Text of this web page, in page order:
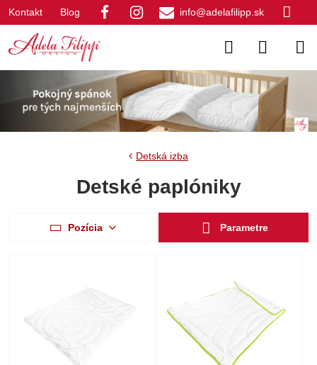
Kontakt Blog info@adelafilipp.sk
Detská izba
Detské paplóniky
Pozícia Parametre